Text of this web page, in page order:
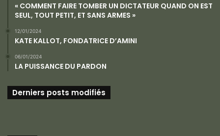
« COMMENT FAIRE TOMBER UN DICTATEUR QUAND ON EST
SEUL, TOUT PETIT, ET SANS ARMES »
12/01/2024
KATE KALLOT, FONDATRICE D’AMINI
06/01/2024
LA PUISSANCE DU PARDON
Derniers posts modifiés